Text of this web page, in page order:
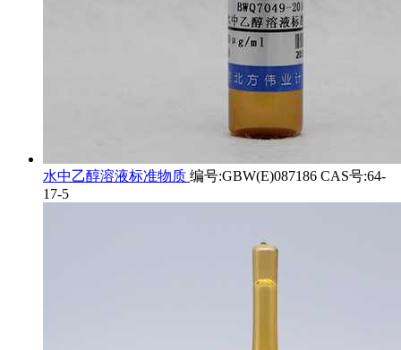
水中乙醇溶液标准物质 编号:GBW(E)087186 CAS号:64-
17-5